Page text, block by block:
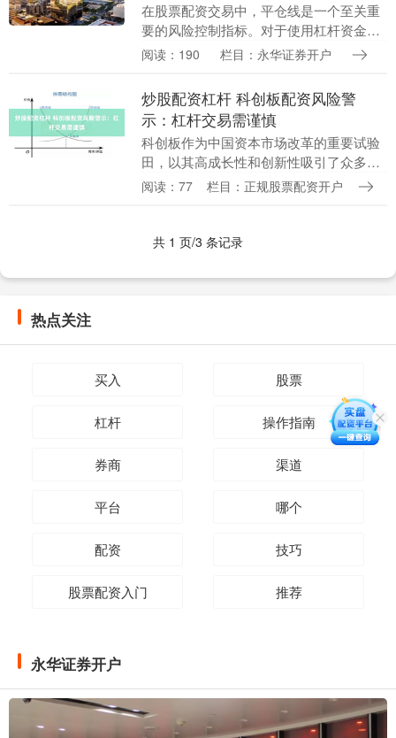
在股票配资交易中，平仓线是一个至关重
要的风险控制指标。对于使用杠杆资金的
投资者而言，理解平仓线的含义、预警机
强制平仓的关键。....
阅读：190 栏目：永华证券开户
炒股配资杠杆 科创板配资风险警
示：杠杆交易需谨慎
科创板作为中国资本市场改革的重要试验
田，以其高成长性和创新性吸引了众多投
资者的目光。然而炒股配资杠杆，伴随着
阅读：77 栏目：正规股票配资开户
共 1 页/3 条记录
热点关注
买入 股票
杠杆 操作指南
券商 渠道
平台 哪个
配资 技巧
股票配资入门 推荐
永华证券开户